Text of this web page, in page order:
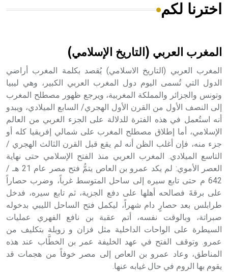
هل تعلم أن الأبسيد كلمة فرنسية اللفظ تم اعتمادها مصطلحاً
- هل تعلم أن أبجر Abgar اسم معروف جيداً يعود إلى عدد من
الملوك الذين حكموا مدينة إديسا (الرها) من أبجر الأول وحتى
التاسع، وهم ينتسبون إلى أسرة أوسروين
- هل تعلم أن الأبجدية الكنعانية تتألف من /22/ علامة كتابية
sign تكتب منفصلة غير متصلة، وتعتمد المبدأ الأكوروفوني،
حيث تقتصر القيمة الصوتية للعلامة الك
اخترنا لكم
المغرب العربي (التاريخ الإسلامي)
المغرب العربي (التاريخ الاسلامي) يُقصد بكلمة المغرب أراضي
الدول التي تُسمى اليوم دول المغرب العربي الكبير، وهي ليبيا
وتونس والجزائر والمملكة المغربية، ويرجع ظهور مصطلح المغرب
إلى النصف الأول من القرن الأول الهجري/ السابع الميلادي، ويبدو
أنه استُعمل في هذه الفترة للدلالة على الجزء الغربي من العالم
الإسلامي، أما إطلاق مصطلح المغرب على شمالي إفريقيا كله أو
جزء منه، فإن أغلب الظن أنه لم يقع قبل القرن الثالث الهجري /
التاسع الميلادي. المغرب العربي منذ الفتح الإسلامي حتى نهاية
العصر الأموي: لم يكد عمرو بن العاص يتمُّ فتح مصر عام 21 هـ /
642 م حتى تابع سيره إلى ساحل المتوسط غرباً، وضرب حصاراً
على برقةَ فصالحه أهلها على دفع الجزية، ثم تابع سيره، فدخل
طرابلس بعد حصارٍ دام شهراً، ليكمل فتح الساحل الليبي بدخوله
صبراتة، وبالوقت نفسه، أتم عقبة بن نافع الفهري عمليات
السيطرة على الواحات الداخلية مثل فزان و زويلة بتكليف من
عمرو. وتوقف الفتح في عهد الخليفة عمر بن الخطَّاب عند هذه
المناطق، وعاد عمرو بن العاص إلى مصر خوفاً من هجمات قد
يقوم بها الروم في حال غيابه عنها.